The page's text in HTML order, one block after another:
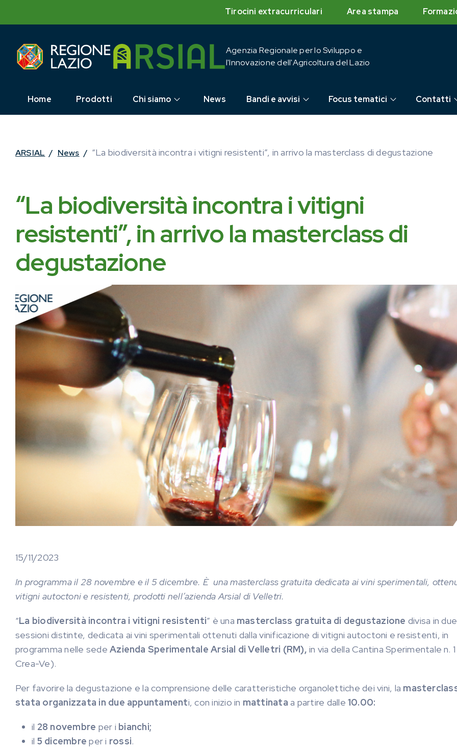
Tirocini extracurriculari Area stampa
Agenzia Regionale per lo Sviluppo e
l'Innovazione dell'Agricoltura del Lazio
Home Prodotti Chi siamo News Bandi e avvisi Focus tematici Contatti
ARSIAL / News / “La biodiversità incontra i vitigni resistenti”, in arrivo la masterclass di degustazione
“La biodiversità incontra i vitigni
resistenti”, in arrivo la masterclass di
degustazione
15/11/2023
In programma il 28 novembre e il 5 dicembre. È una masterclass gratuita dedicata ai vini sperimentali,
vitigni autoctoni e resistenti, prodotti nell’azienda Arsial di Velletri.
“La biodiversità incontra i vitigni resistenti” è una masterclass gratuita di degustazione divisa in due
sessioni distinte, dedicata ai vini sperimentali ottenuti dalla vinificazione di vitigni autoctoni e resistenti, in
programma nelle sedeAzienda Sperimentale Arsial di Velletri (RM),in via della Cantina Sperimentale n.
Crea-Ve).
Per favorire la degustazione e la comprensione delle caratteristiche organolettiche dei vini, la
stata organizzata in due appuntamenti, con inizio in mattinataa partire dalle 10.00:
il 28 novembre per i bianchi;
il 5 dicembre per i rossi.